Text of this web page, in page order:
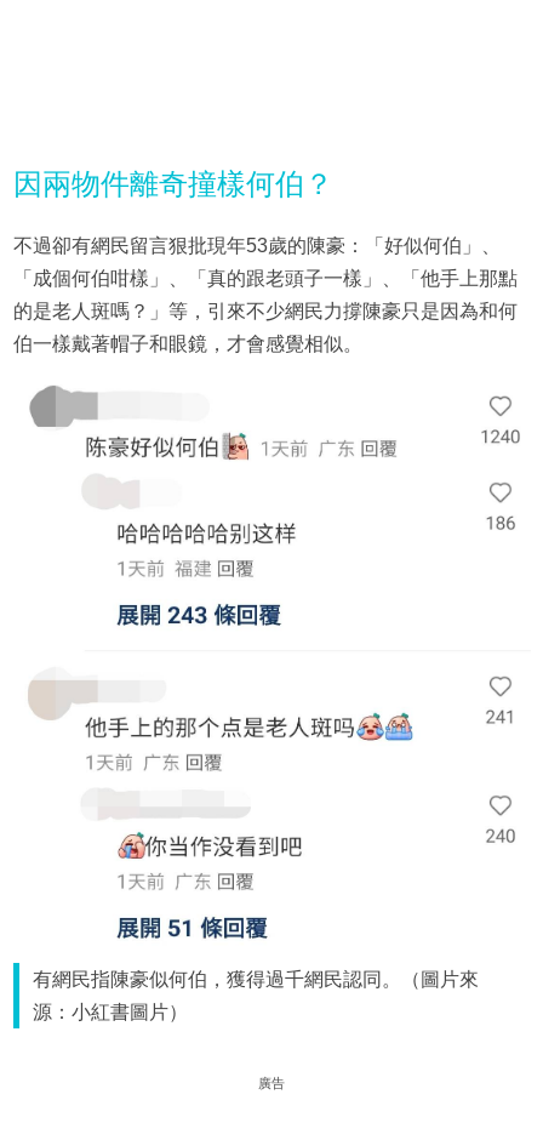
因兩物件離奇撞樣何伯？
不過卻有網民留言狠批現年53歲的陳豪：「好似何伯」、
「成個何伯咁樣」、「真的跟老頭子一樣」、「他手上那點
的是老人斑嗎？」等，引來不少網民力撐陳豪只是因為和何
伯一樣戴著帽子和眼鏡，才會感覺相似。
有網民指陳豪似何伯，獲得過千網民認同。（圖片來
源：小紅書圖片）
廣告